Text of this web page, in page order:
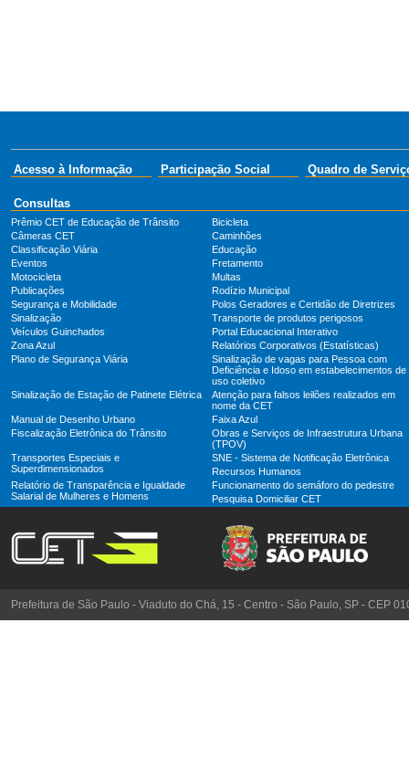
Acesso à Informação Participação Social Quadro de
Consultas
Prêmio CET de Educação de Trânsito
Bicicleta
Câmeras CET
Caminhões
Classificação Viária
Educação
Eventos
Fretamento
Motocicleta
Multas
Publicações
Rodízio Municipal
Segurança e Mobilidade
Polos Geradores e Certidão de Diretrizes
Sinalização
Transporte de produtos perigosos
Veículos Guinchados
Portal Educacional Interativo
Zona Azul
Relatórios Corporativos (Estatísticas)
Plano de Segurança Viária
Sinalização de vagas para Pessoa com
Deficiência e Idoso em estabelecimentos de
uso coletivo
Sinalização de Estação de Patinete Elétrica
Atenção para falsos leilões realizados em
nome da CET
Manual de Desenho Urbano
Faixa Azul
Fiscalização Eletrônica do Trânsito
Obras e Serviços de Infraestrutura Urbana
(TPOV)
Transportes Especiais e
Superdimensionados
SNE - Sistema de Notificação Eletrônica
Recursos Humanos
Relatório de Transparência e Igualdade
Salarial de Mulheres e Homens
Funcionamento do semáforo do pedestre
Pesquisa Domiciliar CET
Prefeitura de São Paulo - Viaduto do Chá, 15 - Centro - São Paulo, SP - CEP